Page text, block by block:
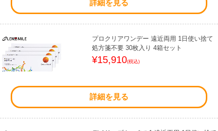
詳細を見る
プロクリアワンデー 遠近両用 1日使い捨て
処方箋不要 30枚入り 4箱セット
¥15,910(税込)
詳細を見る